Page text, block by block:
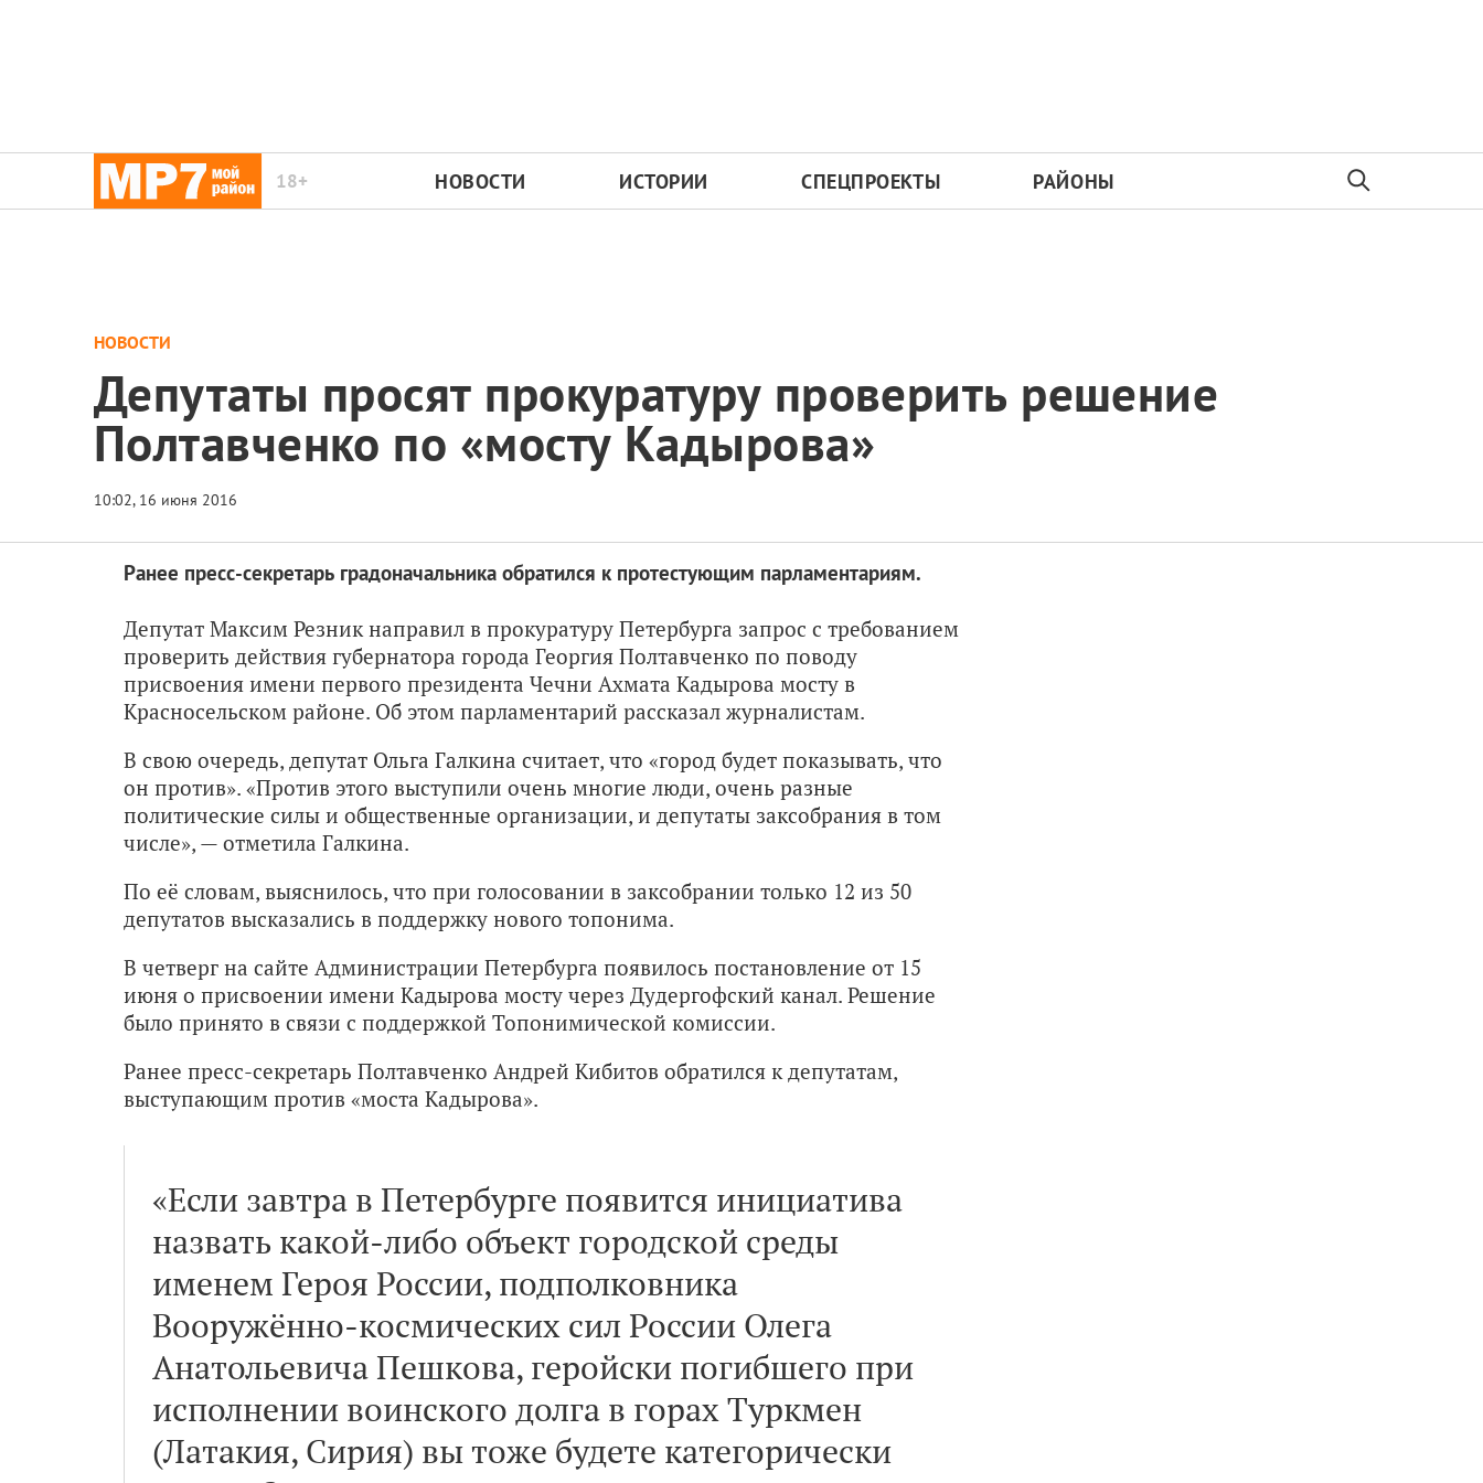
18+ НОВОСТИ ИСТОРИИ СПЕЦПРОЕКТЫ РАЙОНЫ
НОВОСТИ
Депутаты просят прокуратуру проверить решение
Полтавченко по «мосту Кадырова»
Ранее пресс-секретарь градоначальника обратился к протестующим парламентариям.
Депутат Максим Резник направил в прокуратуру Петербурга запрос с требованием
проверить действия губернатора города Георгия Полтавченко по поводу
присвоения имени первого президента Чечни Ахмата Кадырова мосту в
Красносельском районе. Об этом парламентарий рассказал журналистам.
В свою очередь, депутат Ольга Галкина считает, что «город будет показывать, что
он против». «Против этого выступили очень многие люди, очень разные
политические силы и общественные организации, и депутаты заксобрания в том
числе», — отметила Галкина.
По её словам, выяснилось, что при голосовании в заксобрании только 12 из 50
депутатов высказались в поддержку нового топонима.
В четверг на сайте Администрации Петербурга появилось постановление от 15
июня о присвоении имени Кадырова мосту через Дудергофский канал. Решение
было принято в связи с поддержкой Топонимической комиссии.
Ранее пресс-секретарь Полтавченко Андрей Кибитов обратился к депутатам,
выступающим против «моста Кадырова».
«Если завтра в Петербурге появится инициатива
назвать какой-либо объект городской среды
именем Героя России, подполковника
Вооружённо-космических сил России Олега
Анатольевича Пешкова, геройски погибшего при
исполнении воинского долга в горах Туркмен
(Латакия, Сирия) вы тоже будете категорически